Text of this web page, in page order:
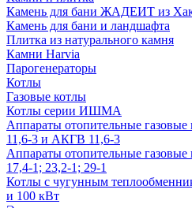
Камень для бани ЖАДЕИТ из
Камень для бани и ландшафта
Плитка из натурального камня
Камни Harvia
Парогенераторы
Котлы
Газовые котлы
Котлы серии ИШМА
Аппараты отопительные
11,6-3 и АКГВ 11,6-3
Аппараты отопительные
17,4-1; 23,2-1; 29-1
Котлы с чугунным
и 100 кВт